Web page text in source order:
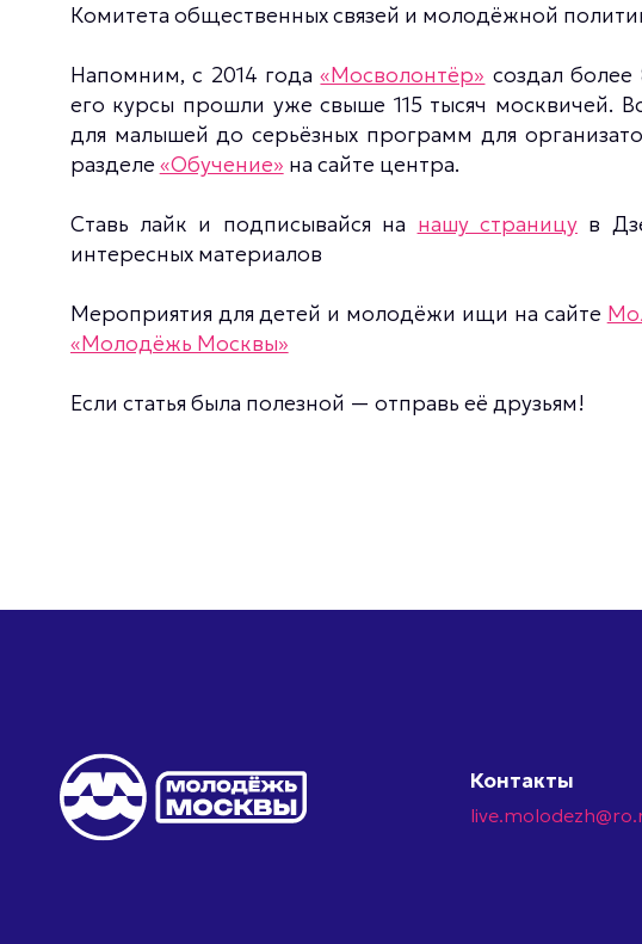
Комитета общественных связей и молодёжной
Напомним, с 2014 года«Мосволонтёр» создал более
его курсы прошли уже свыше 115 тысяч москвичей.
для малышей до серьёзных программ для
разделе«Обучение» на сайте центра.
Ставь лайк и подписывайся на нашу страницув
интересных материалов
Мероприятия для детей и молодёжи ищи на сайте
«Молодёжь Москвы»
Если статья была полезной — отправь её друзьям!
Контакты